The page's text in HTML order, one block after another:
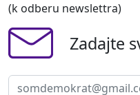
(k odberu newslettra)
Zadajte